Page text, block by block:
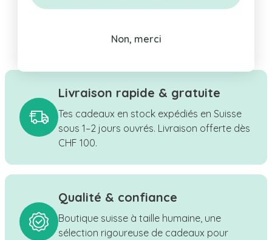
Livraison rapide & gratuite
Tes cadeaux en stock expédiés en Suisse
sous 1–2 jours ouvrés. Livraison offerte dès
CHF 100.
Qualité & confiance
Boutique suisse à taille humaine, une
sélection rigoureuse de cadeaux pour
Non, merci